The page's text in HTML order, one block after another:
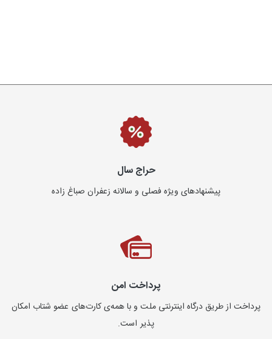
حراج سال
پیشنهادهای ویژه فصلی و سالانه زعفران صباغ زاده
پرداخت امن
پرداخت از طریق درگاه اینترنتی ملت و با همه‌ی کارت‌های عضو شتاب امکان
پذیر است.